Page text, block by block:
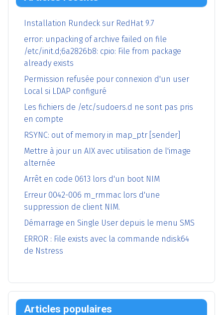
Installation Rundeck sur RedHat 9.7
error: unpacking of archive failed on file
/etc/init.d;6a2826b8: cpio: File from package
already exists
Permission refusée pour connexion d'un user
Local si LDAP configuré
Les fichiers de /etc/sudoers.d ne sont pas pris
en compte
RSYNC: out of memory in map_ptr [sender]
Mettre à jour un AIX avec utilisation de l'image
alternée
Arrêt en code 0613 lors d'un boot NIM
Erreur 0042-006 m_rmmac lors d'une
suppression de client NIM.
Démarrage en Single User depuis le menu SMS
ERROR : File exists avec la commande ndisk64
de Nstress
Articles populaires